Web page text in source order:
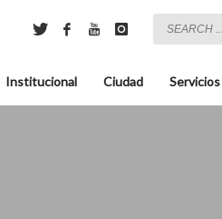
Institucional Ciudad Servicios